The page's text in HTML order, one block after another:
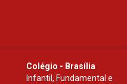
Colégio - Brasília
Infantil, Fundamental e